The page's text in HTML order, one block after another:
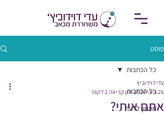
פוסט
כל הכתבות
מעניין לדעת
כל הכתבות
אתם איתי?
עדי דוידוביץ
26 ביוני 2020
זמן קריאה 2 דקות